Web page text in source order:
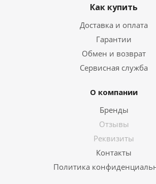
Как купить
Доставка и оплата
Гарантии
Обмен и возврат
Сервисная служба
О компании
Бренды
Отзывы
Реквизиты
Контакты
Политика